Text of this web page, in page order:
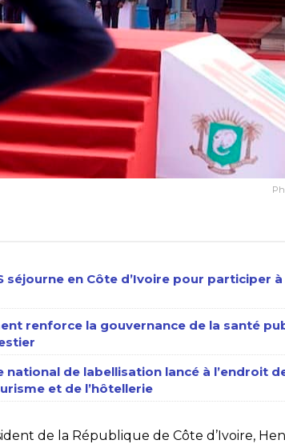
séjourne en Côte d’Ivoire pour participer à
renforce la gouvernance de la santé
national de labellisation lancé à l’endroit
et de l’hôtellerie
de la République de Côte d’Ivoire,